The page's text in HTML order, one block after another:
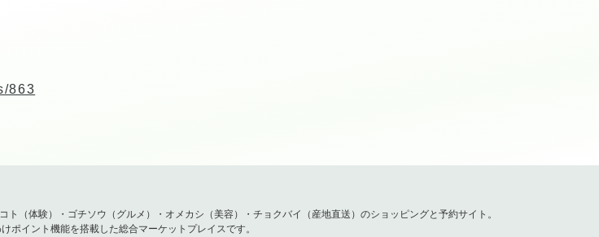
863
ト（体験）・ゴチソウ（グルメ）・オメカシ（美容）・チョクバイ（産地直送）のショッピングと予約サイト。
ポイント機能を搭載した総合マーケットプレイスです。